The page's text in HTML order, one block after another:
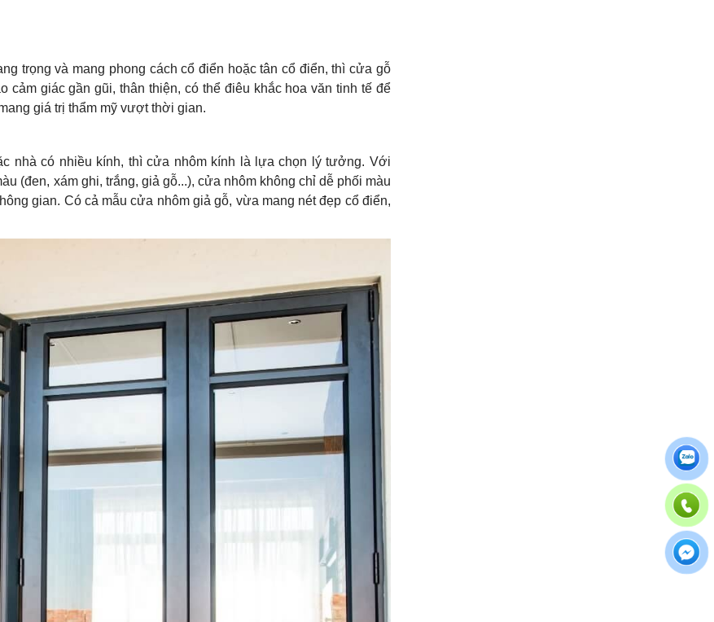
trọng và mang phong cách cổ điển hoặc tân cổ điển, thì cửa gỗ
cảm giác gần gũi, thân thiện, có thể điêu khắc hoa văn tinh tế để
giá trị thẩm mỹ vượt thời gian.
nhà có nhiều kính, thì cửa nhôm kính là lựa chọn lý tưởng. Với
(đen, xám ghi, trắng, giả gỗ...), cửa nhôm không chỉ dễ phối màu
gian. Có cả mẫu cửa nhôm giả gỗ, vừa mang nét đẹp cổ điển,